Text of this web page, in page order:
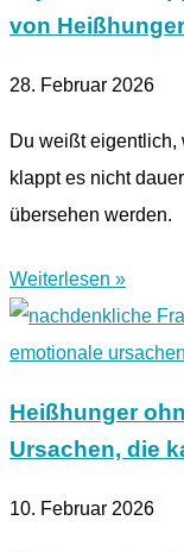
von
28. Februar 2026
Du weißt eigentlich,
klappt es nicht
übersehen werden.
Weiterlesen »
Heißhunger
Ursachen, die
10. Februar 2026